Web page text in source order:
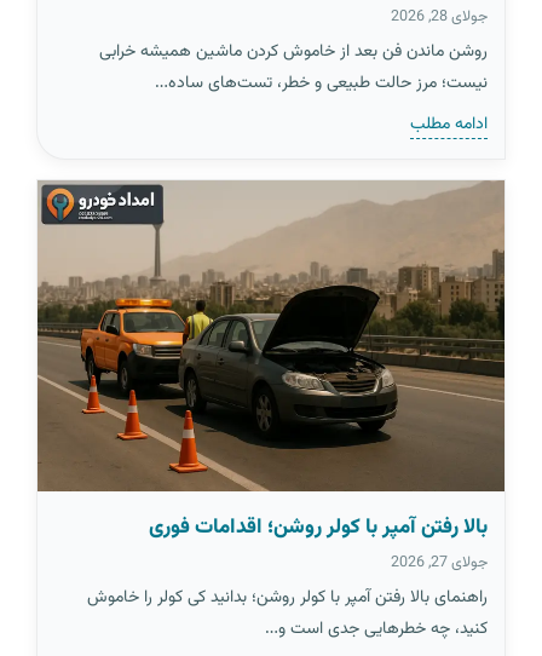
جولای 28, 2026
روشن ماندن فن بعد از خاموش کردن ماشین همیشه خرابی
نیست؛ مرز حالت طبیعی و خطر، تست‌های ساده…
ادامه مطلب
بالا رفتن آمپر با کولر روشن؛ اقدامات فوری
جولای 27, 2026
راهنمای بالا رفتن آمپر با کولر روشن؛ بدانید کی کولر را خاموش
کنید، چه خطرهایی جدی است و…